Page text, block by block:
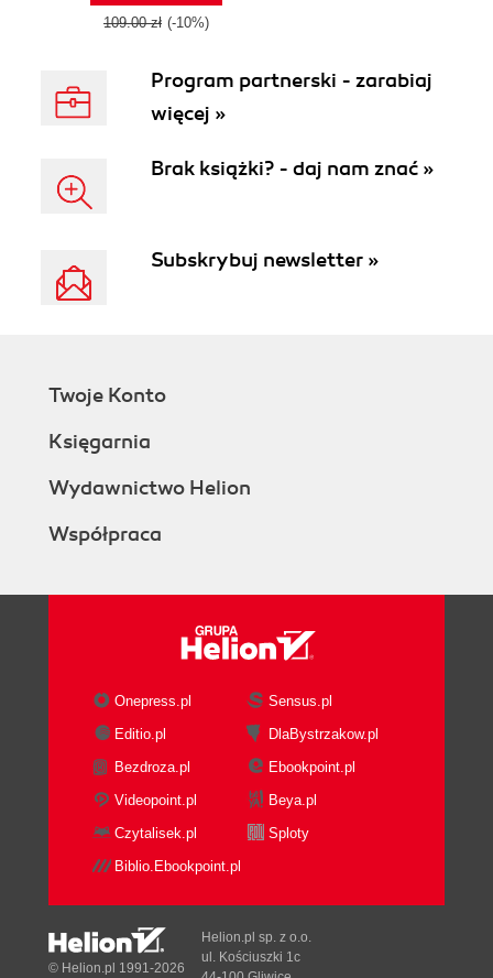
109.00 zł (-10%)
Program partnerski - zarabiaj
więcej »
Brak książki? - daj nam znać »
Subskrybuj newsletter »
Twoje Konto
Księgarnia
Wydawnictwo Helion
Współpraca
Onepress.pl
Sensus.pl
Editio.pl
DlaBystrzakow.pl
Bezdroza.pl
Ebookpoint.pl
Videopoint.pl
Beya.pl
Czytalisek.pl
Sploty
Biblio.Ebookpoint.pl
© Helion.pl 1991-2026
Helion.pl sp. z o.o.
ul. Kościuszki 1c